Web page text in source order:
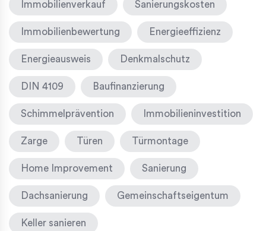
Immobilienverkauf Sanierungskosten
Immobilienbewertung Energieeffizienz
Energieausweis Denkmalschutz
DIN 4109 Baufinanzierung
Schimmelprävention Immobilieninvestition
Zarge Türen Türmontage
Home Improvement Sanierung
Dachsanierung Gemeinschaftseigentum
Keller sanieren